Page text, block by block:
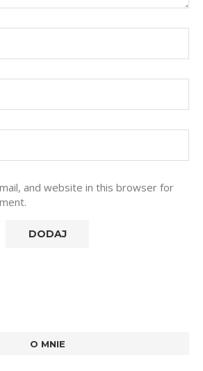
and website in this browser for
O MNIE